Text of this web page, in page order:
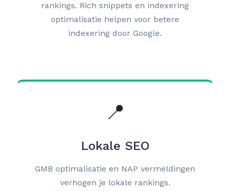
rankings. Rich snippets en indexering
optimalisatie helpen voor betere
indexering door Google.
📍
Lokale SEO
GMB optimalisatie en NAP vermeldingen
verhogen je lokale rankings.